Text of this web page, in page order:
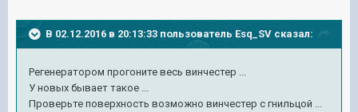
В 02.12.2016 в 20:13:33 пользователь Esq_SV сказал:
Регенератором прогоните весь винчестер ...
У новых бывает такое ...
Проверьте поверхность возможно винчестер с гнильцой ...